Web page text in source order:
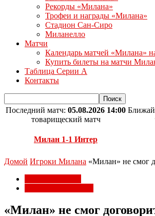
Рекорды «Милана»
Трофеи и награды «Милана»
Стадион Сан-Сиро
Миланелло
Матчи
Календарь матчей «Милана»
Купить билеты на матчи
Таблица Серии А
Контакты
Последний матч: 05.08.2026 14:00
товарищеский матч
Милан 1-1 Интер
Домой Игроки Милана «Милан» не смог
«Милан» не смог